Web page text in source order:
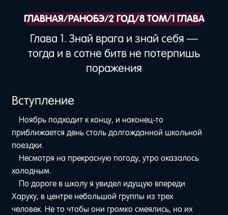
ГЛАВНАЯ/РАНОБЭ/2 ГОД/8 ТОМ/1 ГЛАВА
Глава 1. Знай врага и знай себя —
тогда и в сотне битв не потерпишь
поражения
Вступление
Ноябрь подходит к концу, и наконец-то
приближается день столь долгожданной школьной
поездки.
Несмотря на прекрасную погоду, утро оказалось
холодным.
По дороге в школу я увидел идущую впереди
Харуку, в центре небольшой группы из трех
человек. Не то чтобы они громко смеялись, но их